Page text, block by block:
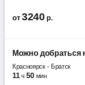
от 3240 р.
Можно добраться
Красноярск- Братск
11 ч 50 мин